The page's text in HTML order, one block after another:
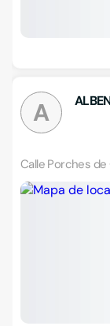
A
Calle Porches de